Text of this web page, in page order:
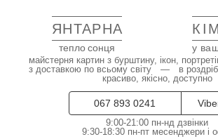
ЯНТАРНА
тепло сонця у
майстерня картин з бурштину, ікон,
з доставкою по всьому світу — в
красиво, якісно, доступно
067 893 0241
9:00-21:00 пн-нд дзвінки
9:30-18:30 пн-пт месенджери і